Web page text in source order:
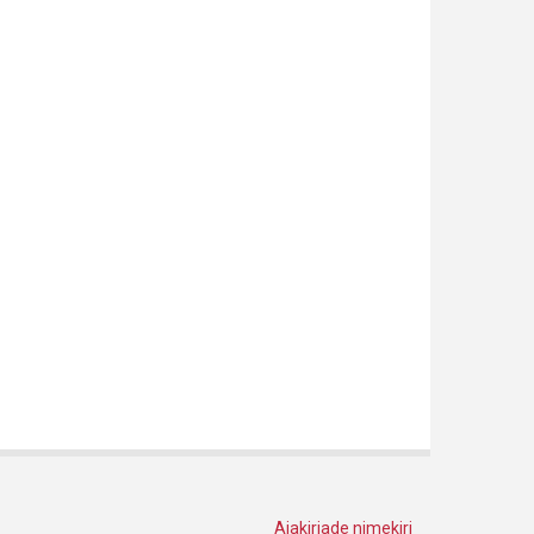
Ajakirjade nimekiri